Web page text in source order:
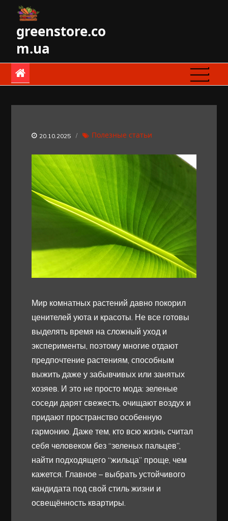
contentgreenstore.co
m.ua
20.10.2025 Полезные статьи
Мир комнатных растений давно покорил
ценителей уюта и красоты. Не все готовы
выделять время на сложный уход и
эксперименты, поэтому многие отдают
предпочтение растениям, способным
выжить даже у забывчивых или занятых
хозяев. И это не просто мода: зеленые
соседи дарят свежесть, очищают воздух и
придают пространство особенную
гармонию. Даже тем, кто всю жизнь считал
себя человеком без “зеленых пальцев”,
найти подходящего “жильца” проще, чем
кажется. Главное – выбрать устойчивого
кандидата под свой стиль жизни и
освещённость квартиры.